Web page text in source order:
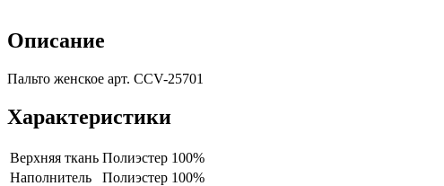
Описание
Пальто женское арт. CCV-25701
Характеристики
Верхняя ткань Полиэстер 100%
Наполнитель
Полиэстер 100%